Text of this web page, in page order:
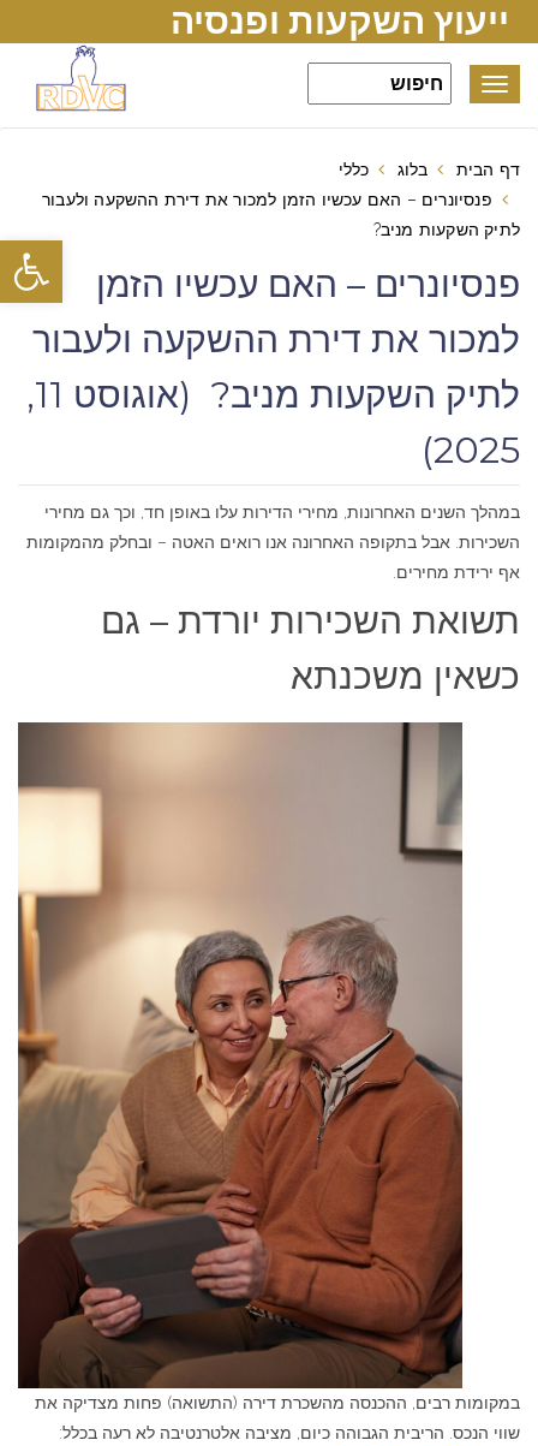
פתח
ייעוץ השקעות ופנסיה
Toggle
דף הבית בלוג
כללי
פנסיונרים – האם עכשיו הזמן למכור את דירת ההשקעה ולעבור
לתיק השקעות מניב?
פנסיונרים – האם עכשיו הזמן
למכור את דירת ההשקעה ולעבור
לתיק השקעות מניב? (אוגוסט 11,
2025)
במהלך השנים האחרונות, מחירי הדירות עלו באופן חד, וכך גם מחירי
השכירות. אבל בתקופה האחרונה אנו רואים האטה – ובחלק מהמקומות
אף ירידת מחירים.
תשואת השכירות יורדת – גם
כשאין משכנתא
במקומות רבים, ההכנסה מהשכרת דירה (התשואה) פחות מצדיקה את
שווי הנכס. הריבית הגבוהה כיום, מציבה אלטרנטיבה לא רעה בכלל: